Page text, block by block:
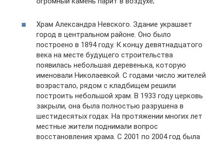
Храм Александра Невского. Здание украшает
город в центральном районе. Оно было
построено в 1894 году. К концу девятнадцатого
века на месте будущего строительства
появилась небольшая деревенька, которую
именовали Николаевкой. С годами число жителей
возрастало, рядом с кладбищем решили
построить небольшой храм. В 1933 году церковь
закрыли, она была полностью разрушена в
шестидесятых годах. На протяжении многих лет
местные жители поднимали вопрос
восстановления храма. С 2001 по 2004 год была